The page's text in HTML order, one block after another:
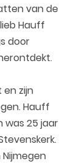
van de
Hauff
door
zijn
Hauff
was 25 jaar